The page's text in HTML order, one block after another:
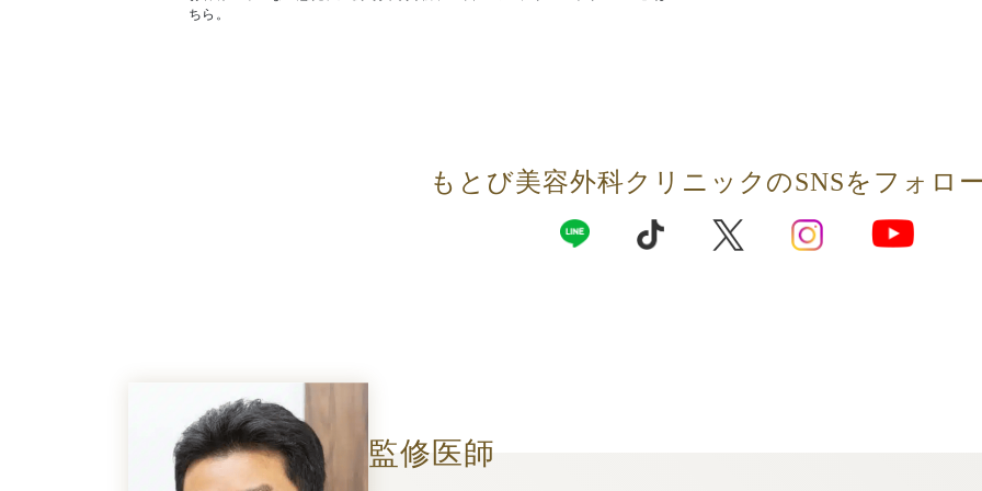
ちら。
もとび美容外科クリニックのSNSをフォロ
監修医師